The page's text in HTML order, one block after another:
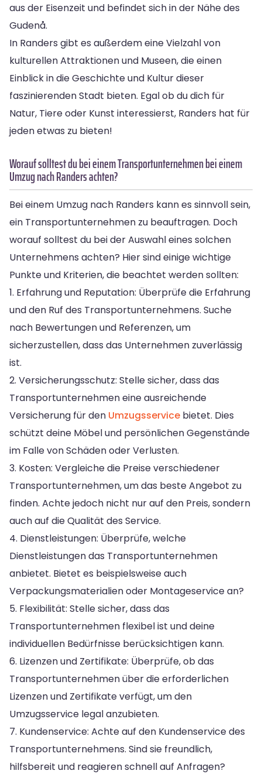
aus der Eisenzeit und befindet sich in der Nähe des
Gudenå.
In Randers gibt es außerdem eine Vielzahl von
kulturellen Attraktionen und Museen, die einen
Einblick in die Geschichte und Kultur dieser
faszinierenden Stadt bieten. Egal ob du dich für
Natur, Tiere oder Kunst interessierst, Randers hat für
jeden etwas zu bieten!
Worauf solltest du bei einem Transportunternehmen bei einem
Umzug nach Randers achten?
Bei einem Umzug nach Randers kann es sinnvoll sein,
ein Transportunternehmen zu beauftragen. Doch
worauf solltest du bei der Auswahl eines solchen
Unternehmens achten? Hier sind einige wichtige
Punkte und Kriterien, die beachtet werden sollten:
1. Erfahrung und Reputation: Überprüfe die Erfahrung
und den Ruf des Transportunternehmens. Suche
nach Bewertungen und Referenzen, um
sicherzustellen, dass das Unternehmen zuverlässig
ist.
2. Versicherungsschutz: Stelle sicher, dass das
Transportunternehmen eine ausreichende
Versicherung für den Umzugsservice bietet. Dies
schützt deine Möbel und persönlichen Gegenstände
im Falle von Schäden oder Verlusten.
3. Kosten: Vergleiche die Preise verschiedener
Transportunternehmen, um das beste Angebot zu
finden. Achte jedoch nicht nur auf den Preis, sondern
auch auf die Qualität des Service.
4. Dienstleistungen: Überprüfe, welche
Dienstleistungen das Transportunternehmen
anbietet. Bietet es beispielsweise auch
Verpackungsmaterialien oder Montageservice an?
5. Flexibilität: Stelle sicher, dass das
Transportunternehmen flexibel ist und deine
individuellen Bedürfnisse berücksichtigen kann.
6. Lizenzen und Zertifikate: Überprüfe, ob das
Transportunternehmen über die erforderlichen
Lizenzen und Zertifikate verfügt, um den
Umzugsservice legal anzubieten.
7. Kundenservice: Achte auf den Kundenservice des
Transportunternehmens. Sind sie freundlich,
hilfsbereit und reagieren schnell auf Anfragen?